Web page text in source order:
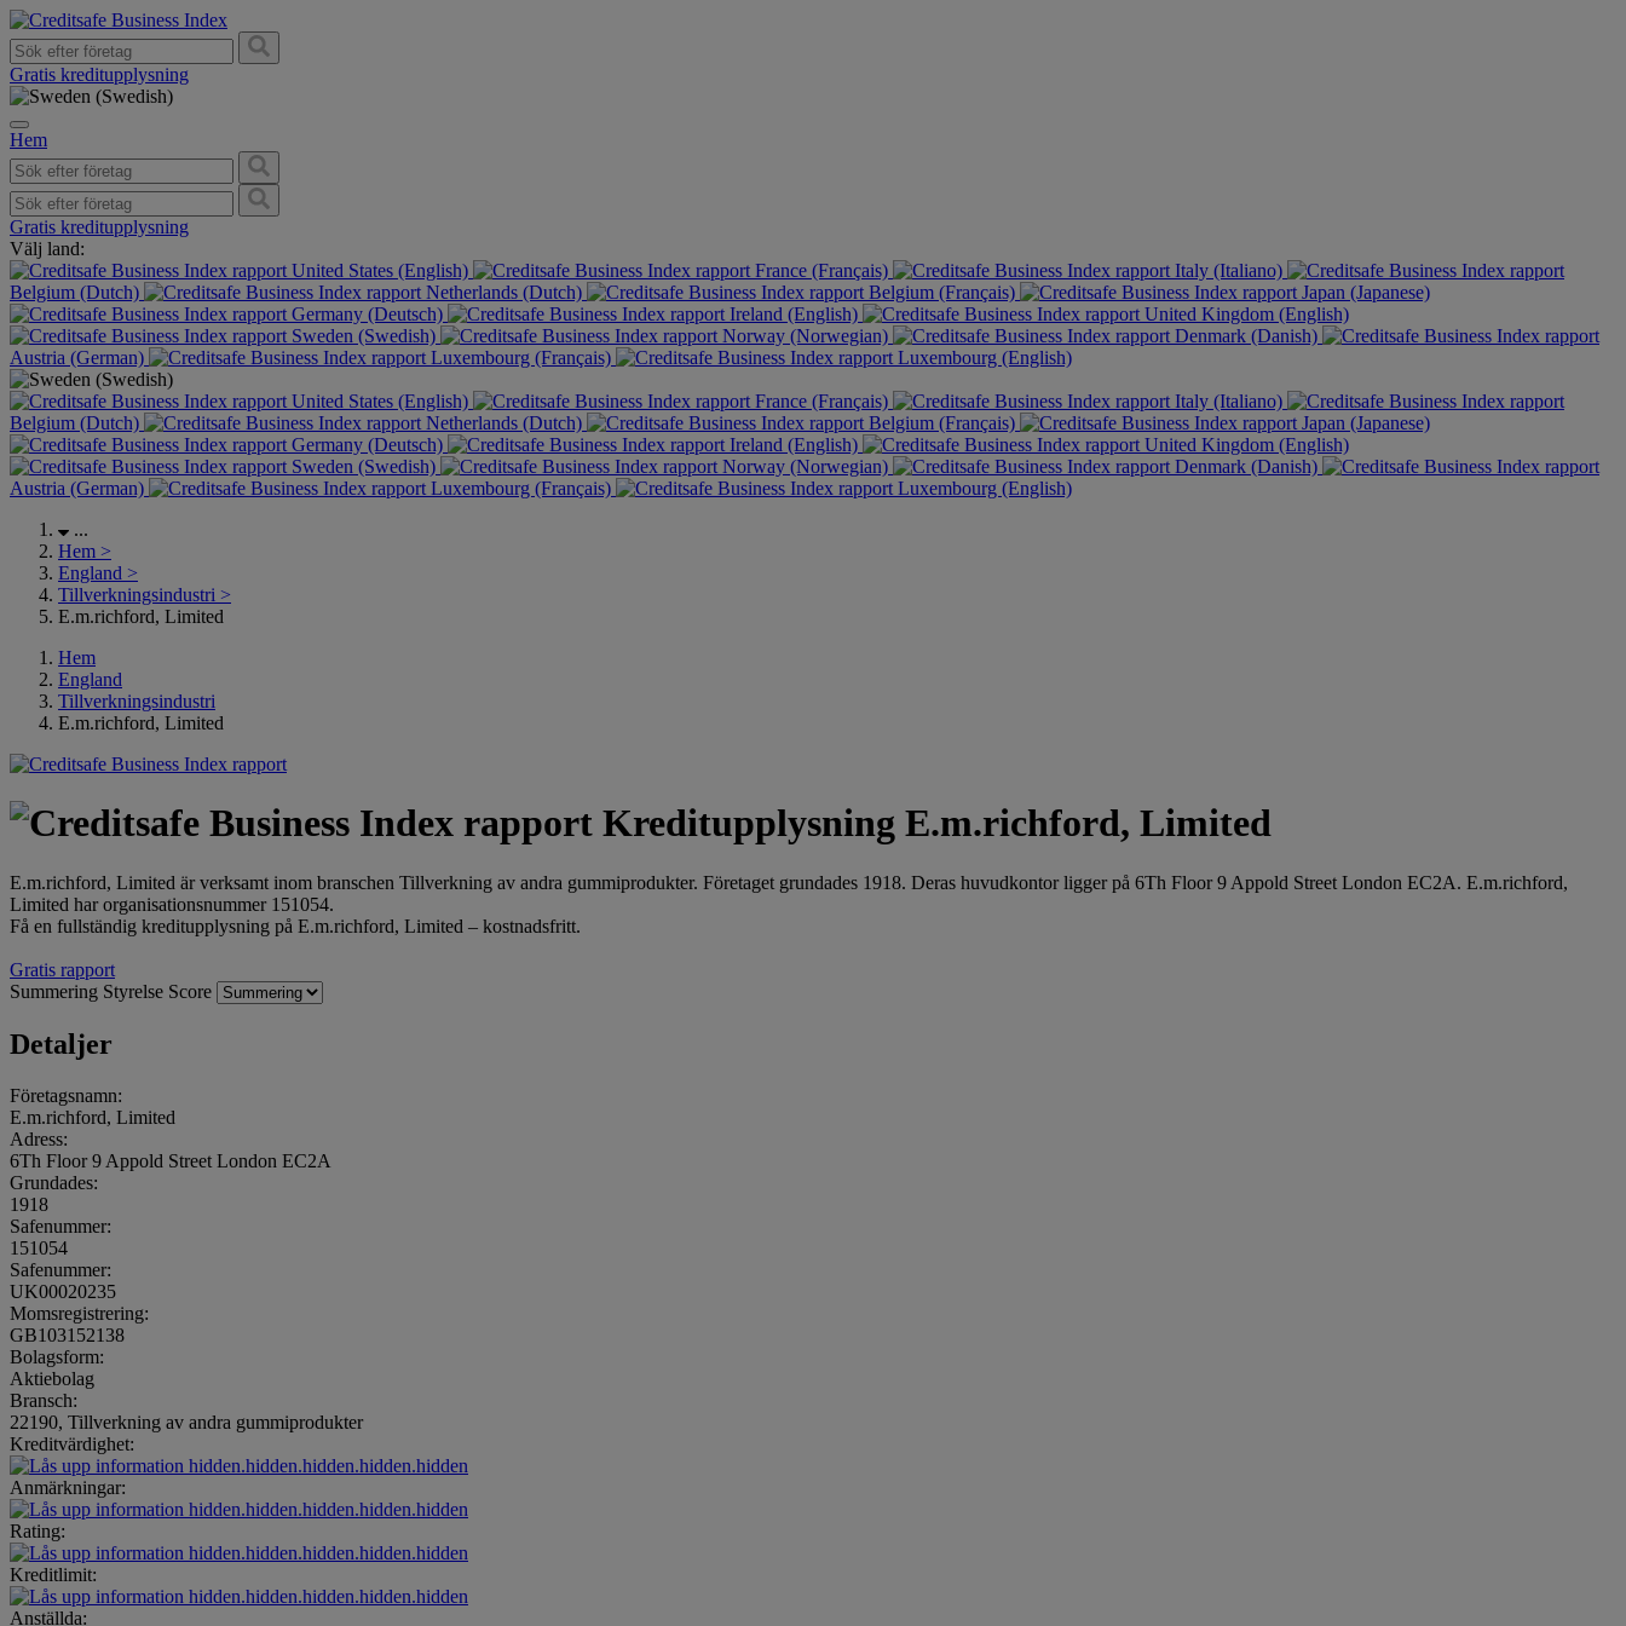
Gratis kreditupplysning
Hem
Gratis kreditupplysning
Välj land:
United States (English)
France (Français)
Italy (Italiano)
Belgium (Dutch)
Netherlands (Dutch) Belgium (Français)
Japan (Japanese)
Germany (Deutsch)
Ireland (English)
United Kingdom (English)
Sweden (Swedish)
Norway (Norwegian)
Denmark (Danish)
Austria (German)
Luxembourg (Français) Luxembourg (English)
United States (English) France (Français)
Italy (Italiano)
Belgium (Dutch)
Netherlands (Dutch) Belgium (Français)
Japan (Japanese)
Germany (Deutsch)
Ireland (English)
United Kingdom (English)
Sweden (Swedish)
Norway (Norwegian)
Denmark (Danish)
Austria (German)
Luxembourg (Français)
Luxembourg (English)
...
Hem >
England >
Tillverkningsindustri >
E.m.richford, Limited
Hem
England
Tillverkningsindustri
E.m.richford, Limited
Kreditupplysning E.m.richford, Limited
E.m.richford, Limited är verksamt inom branschen Tillverkning av andra gummiprodukter. Företaget grundades 1918. Deras huvudkontor ligger på 6Th Floor 9 Appold Street London EC2A. E.m.richford,
Limited har organisationsnummer 151054.
Få en fullständig kreditupplysning på E.m.richford, Limited – kostnadsfritt.
Gratis rapport
Summering Styrelse Score
Detaljer
Företagsnamn:
E.m.richford, Limited
Adress:
6Th Floor 9 Appold Street London EC2A
Grundades:
1918
Safenummer:
151054
Safenummer:
UK00020235
Momsregistrering:
GB103152138
Bolagsform:
Aktiebolag
Bransch:
22190, Tillverkning av andra gummiprodukter
Kreditvärdighet:
hidden.hidden.hidden.hidden.hidden
Anmärkningar:
hidden.hidden.hidden.hidden.hidden
Rating:
hidden.hidden.hidden.hidden.hidden
Kreditlimit:
hidden.hidden.hidden.hidden.hidden
Anställda: